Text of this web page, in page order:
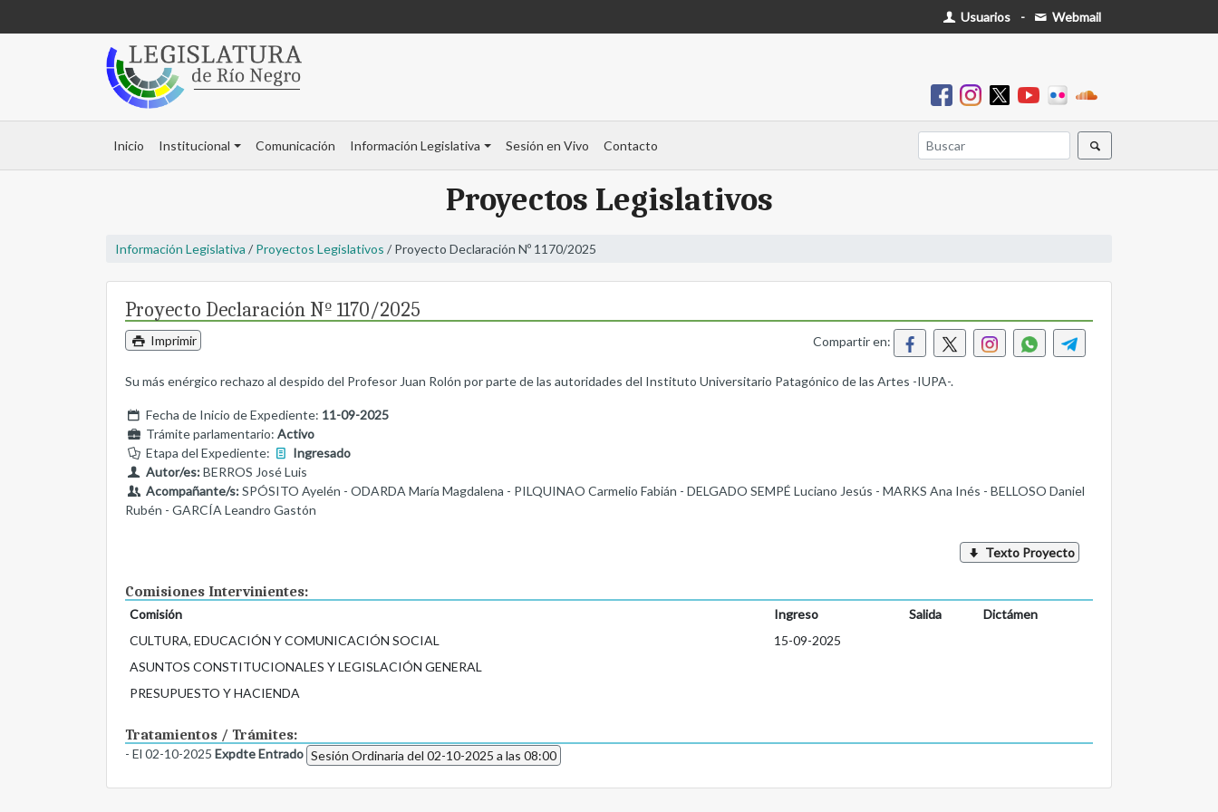
Usuarios - Webmail
Inicio Institucional Comunicación Información Legislativa Sesión en Vivo Contacto
Proyectos Legislativos
Información Legislativa / Proyectos Legislativos / Proyecto Declaración Nº 1170/2025
Proyecto Declaración Nº 1170/2025
Imprimir Compartir en:
Su más enérgico rechazo al despido del Profesor Juan Rolón por parte de las autoridades del Instituto Universitario Patagónico de las Artes -IUPA-.
Fecha de Inicio de Expediente: 11-09-2025
Trámite parlamentario: Activo
Etapa del Expediente:
Ingresado
Autor/es:BERROS José Luis
Acompañante/s:SPÓSITO Ayelén - ODARDA María Magdalena - PILQUINAO Carmelio Fabián - DELGADO SEMPÉ Luciano Jesús - MARKS Ana Inés - BELLOSO Daniel
Rubén - GARCÍA Leandro Gastón
Texto Proyecto
Comisiones Intervinientes:
Comisión Ingreso Salida
Dictámen
CULTURA, EDUCACIÓN Y COMUNICACIÓN SOCIAL
15-09-2025
ASUNTOS CONSTITUCIONALES Y LEGISLACIÓN GENERAL
PRESUPUESTO Y HACIENDA
Tratamientos / Trámites:
- El 02-10-2025 Expdte Entrado Sesión Ordinaria del 02-10-2025 a las 08:00